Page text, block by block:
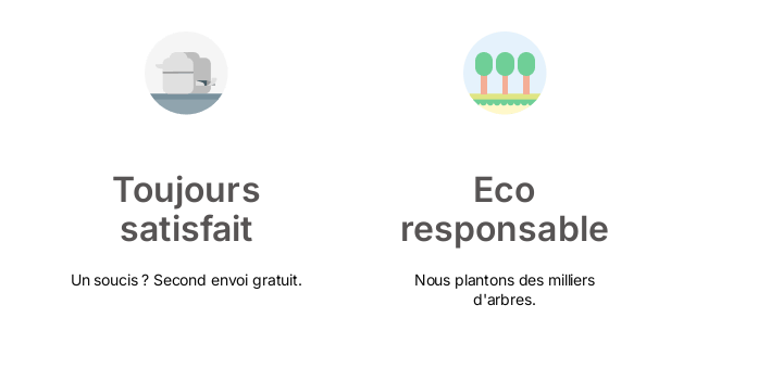
Toujours
satisfait
Un soucis ? Second envoi gratuit.
Eco
responsable
Nous plantons des milliers
d'arbres.